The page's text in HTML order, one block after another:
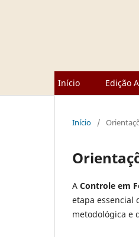
Início Edição
Início /
A Controle em
etapa essencial
metodológica e